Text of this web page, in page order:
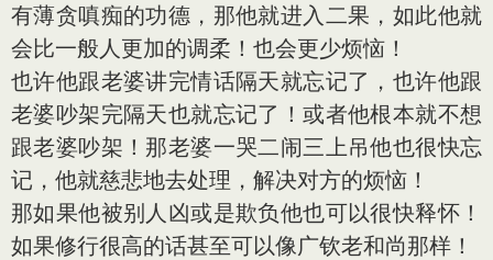
有薄贪嗔痴的功德，那他就进入二果，如此他就
会比一般人更加的调柔！也会更少烦恼！
也许他跟老婆讲完情话隔天就忘记了，也许他跟
老婆吵架完隔天也就忘记了！或者他根本就不想
跟老婆吵架！那老婆一哭二闹三上吊他也很快忘
记，他就慈悲地去处理，解决对方的烦恼！
那如果他被别人凶或是欺负他也可以很快释怀！
如果修行很高的话甚至可以像广钦老和尚那样！